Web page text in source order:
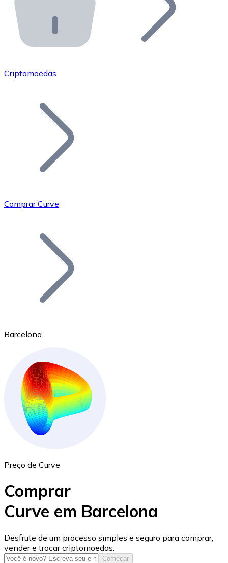
API Bitnovo
Integre nossa API no seu ecossistema.
Junte-se à nossa rede de revendedores e comercialize
Adicione o token do seu projeto ao nosso serviço de
Bitcoin
Ethereum
ETH
USD Coin
USDC
Criptomoedas
Comprar Curve
Barcelona
Preço de Curve
Comprar
Curve em Barcelona
Desfrute de um processo simples e seguro para comprar,
vender e trocar criptomoedas.
Começar